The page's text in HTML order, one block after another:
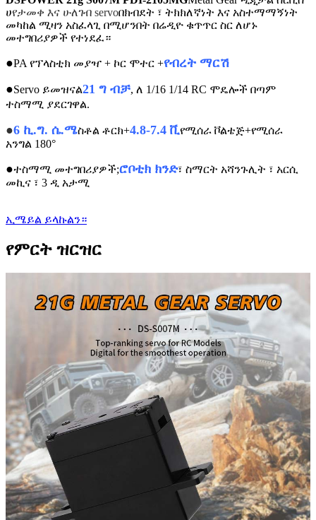
ሀየታመቀ እና ሁለገብ servoበክብደት ፣ ትክክለኛነት እና አስተማማኝነት
መካከል ሚዛን አስፈላጊ በሚሆንበት በሬዲዮ ቁጥጥር ስር ለሆኑ
መተግበሪያዎች የተነደፈ።
●PA የፕላስቲክ መያዣ + ኮር ሞተር +የብረት ማርሽ
●Servo ይመዝናል21 ግ ብቻ, ለ 1/16 1/14 RC ሞዴሎች በጣም
ተስማሚ ያደርገዋል.
●6 ኪ.ግ. ሴ.ሜስቶል ቶርክ+4.8-7.4 ቪየሚሰራ ቮልቴጅ+የሚሰራ
አንግል 180°
●ተስማሚ መተግበሪያዎች;ሮቦቲክ ክንድ፣ ስማርት አሻንጉሊት ፣ አርሲ
መኪና ፣ 3 ዲ አታሚ
ኢሜይል ይላኩልን።
የምርት ዝርዝር